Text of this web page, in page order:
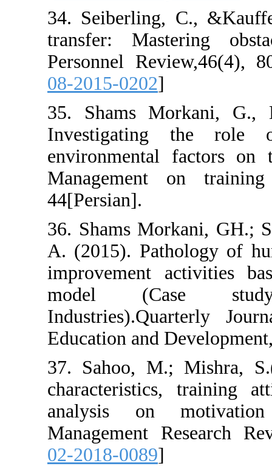
34.
transfer:
Personnel
08-2015-0202
35. Shams
environmental
Management
36. Shams
A. (2015).
improvement
model
Education and
37. Sahoo,
analysis on
Management
02-2018-0089